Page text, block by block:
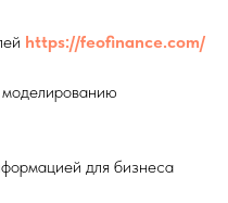
https://feofinance.com/
для бизнеса